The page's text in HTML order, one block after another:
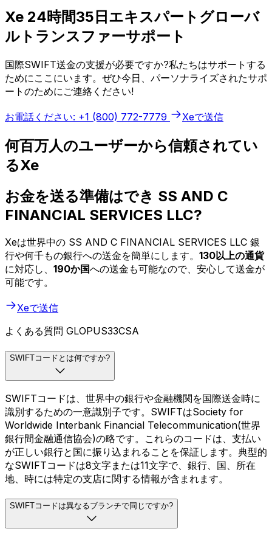
Xe 24時間35日エキスパートグローバ
ルトランスファーサポート
国際SWIFT送金の支援が必要ですか?私たちはサポートする
ためにここにいます。ぜひ今日、パーソナライズされたサポ
ートのためにご連絡ください!
お電話ください: +1 (800) 772-7779 Xeで送信
何百万人のユーザーから信頼されてい
るXe
お金を送る準備はでき SS AND C
FINANCIAL SERVICES LLC?
Xeは世界中の SS AND C FINANCIAL SERVICES LLC 銀
行や何千もの銀行への送金を簡単にします。 130以上の通貨
に対応し、 190か国への送金も可能なので、安心して送金が
可能です。
Xeで送信
よくある質問 GLOPUS33CSA
SWIFTコードとは何ですか?
SWIFTコードは、世界中の銀行や金融機関を国際送金時に
識別するための一意識別子です。SWIFTはSociety for
Worldwide Interbank Financial Telecommunication(世界
銀行間金融通信協会)の略です。これらのコードは、支払い
が正しい銀行と国に振り込まれることを保証します。典型的
なSWIFTコードは8文字または11文字で、銀行、国、所在
地、時には特定の支店に関する情報が含まれます。
SWIFTコードは異なるブランチで同じですか?